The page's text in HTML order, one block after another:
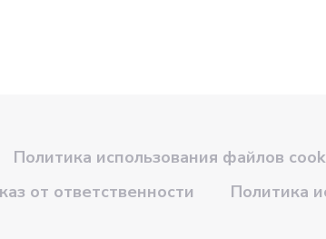
Политика использования файлов
от ответственности Политика